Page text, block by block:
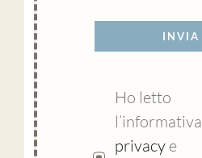
INVIA
Ho letto
l’informativa
privacy e